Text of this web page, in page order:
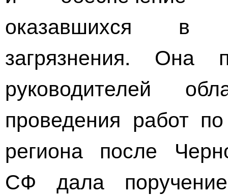
оказавшихся в
загрязнения. Она
руководителей
проведения работ
региона после
СФ дала